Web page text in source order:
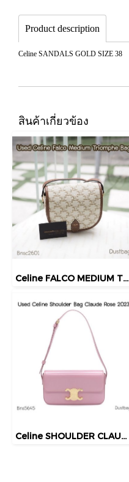
Product description
Celine SANDALS GOLD SIZE 38
สินค้าเกี่ยวข้อง
Celine FALCO MEDIUM TRIOMPHE BAG 2021
Celine SHOULDER CLAUDE ROSE 2023